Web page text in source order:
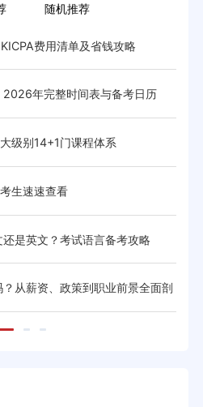
随机推荐
费用清单及省钱攻略
年完整时间表与备考日历
级别14+1门课程体系
生速速查看
是英文？考试语言备考攻略
从薪资、政策到职业前景全面剖